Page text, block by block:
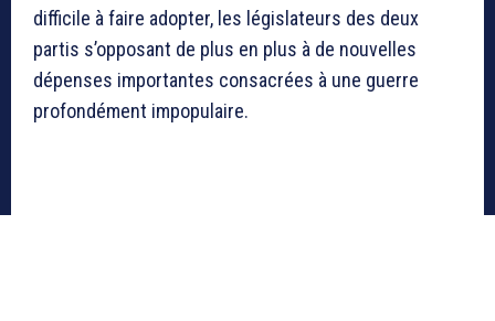
difficile à faire adopter, les législateurs des deux
partis s’opposant de plus en plus à de nouvelles
dépenses importantes consacrées à une guerre
profondément impopulaire.